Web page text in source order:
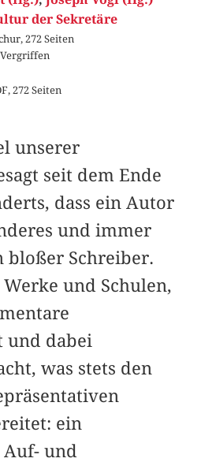
der Sekretäre
272 Seiten
Vergriffen
272 Seiten
unserer
seit dem Ende
dass ein Autor
und immer
bloßer Schreiber.
Werke und Schulen,
und dabei
was stets den
ein
und